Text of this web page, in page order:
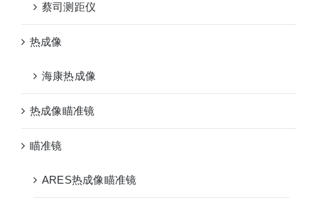
蔡司测距仪
热成像
海康热成像
热成像瞄准镜
瞄准镜
ARES热成像瞄准镜